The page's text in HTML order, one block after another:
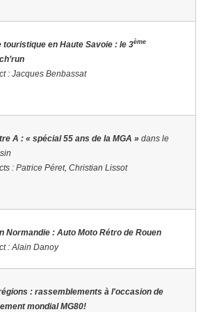
touristique en Haute Savoie : le 3ème
: Jacques Benbassat
A : « spécial 55 ans de la MGA » dans le
: Patrice Péret, Christian Lissot
Normandie : Auto Moto Rétro deRouen
: Alain Danoy
: rassemblements à l'occasion de
mondial MG80!